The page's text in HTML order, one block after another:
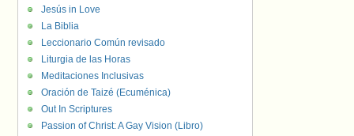
Jesús in Love
La Biblia
Leccionario Común revisado
Liturgia de las Horas
Meditaciones Inclusivas
Oración de Taizé (Ecuménica)
Out In Scriptures
Passion of Christ: A Gay Vision (Libro)